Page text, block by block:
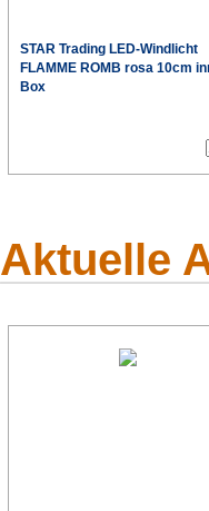
STAR Trading LED-Windlicht
FLAMME ROMB rosa 10cm
Box
Aktuelle